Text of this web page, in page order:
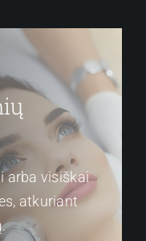
arba visiškai
atkuriant